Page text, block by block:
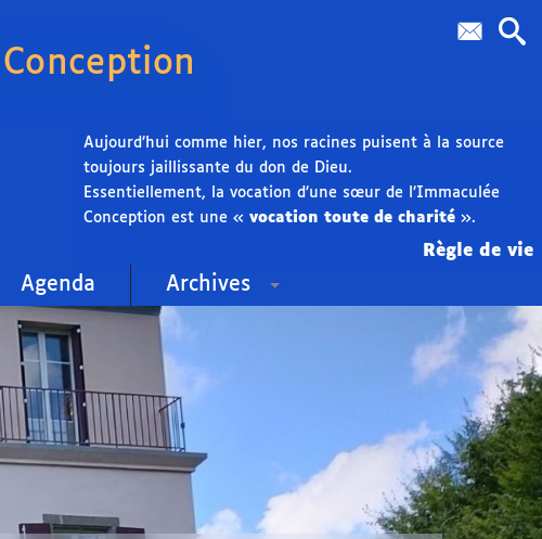
Règle de vie
Aujourd’hui comme hier, nos racines puisent à la source
toujours jaillissante du don de Dieu.
Essentiellement, la vocation d’une sœur de l’Immaculée
Conception est une « vocation toute de charité».
Agenda Archives